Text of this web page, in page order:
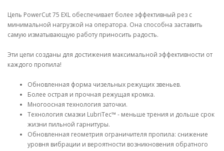
Цепь PowerCut 75 EXL обеспечивает более эффективный рез с
минимальной нагрузкой на оператора. Она способна заставить
самую изматывающую работу приносить радость.
Эти цепи созданы для достижения максимальной эффективности от
каждого пропила!
Обновленная форма чизельных режущих звеньев.
Более острая и прочная режущая кромка.
Многоосная технология заточки.
Технология смазки LubriTec™ - меньше трения и дольше срок
жизни пильной гарнитуры.
Обновленная геометрия ограничителя пропила: снижение
уровня вибрации и вероятности возникновения обратного